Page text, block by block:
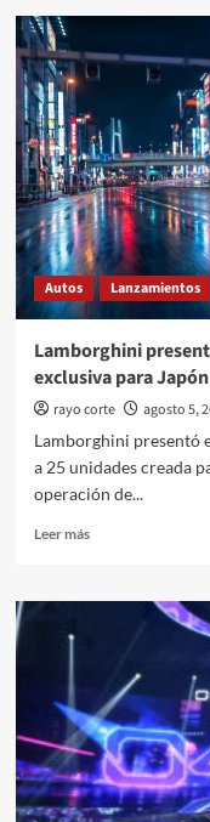
Audi
muestra
avances
en
Puebla
Autos Lanzamientos
Lamborghini
exclusiva para Japón
rayo corte agosto 5,
Lamborghini presentó
a 25 unidades creada
operación de...
Leer másLeer
Lamborghini
Revuelto
Impavido,
una
edición
exclusiva
para
Japón